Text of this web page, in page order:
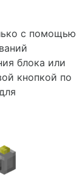
с помощью
блока или
кнопкой по